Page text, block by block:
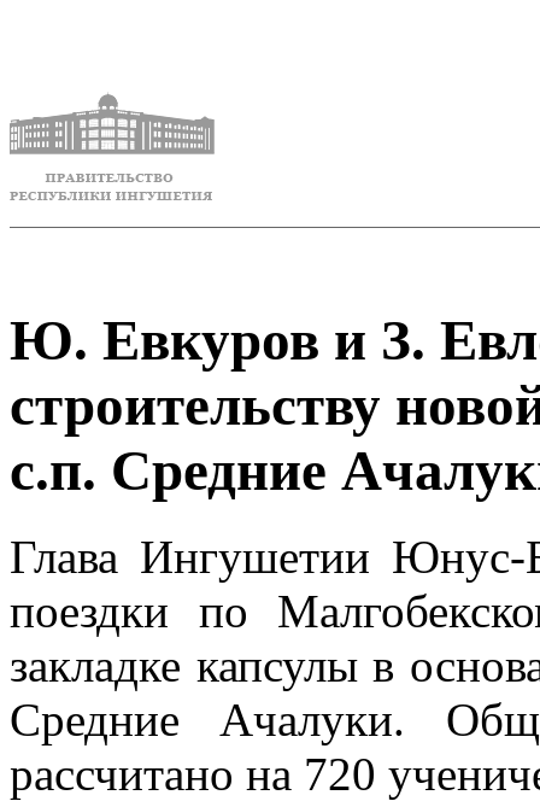
Ю. Евкуров и З.
строительству
с.п. Средние
Глава Ингушетии Юнус-
поездки по
закладке капсулы в
Средние Ачалуки.
рассчитано на 720